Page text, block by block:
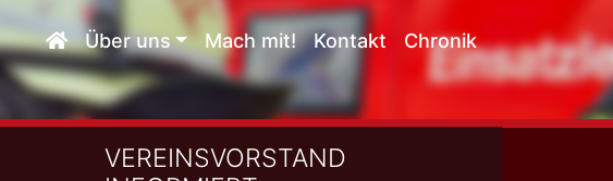
Über uns Mach mit! Kontakt Chronik
VEREINSVORSTAND